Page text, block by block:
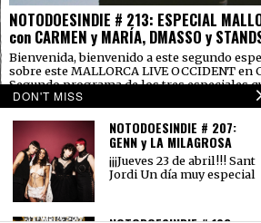
NOTODOESINDIE # 213: ESPECIAL
con CARMEN y MARÍA, DMASSO y
Bienvenida, bienvenido a este segundo
sobre este MALLORCA LIVE OCCIDENT en
Segundo programa de los tres especiales
un año más, sobre el evento cultural
ENTERAMENTE DEDICADO AL PRIMER
como
DON'T MISS
NOTODOESINDIE # 207:
GENN y LA MILAGROSA
¡¡¡Jueves 23 de abril!!! Sant
Jordi Un día muy especial